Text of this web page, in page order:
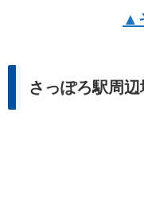
▲
さっぽろ駅周